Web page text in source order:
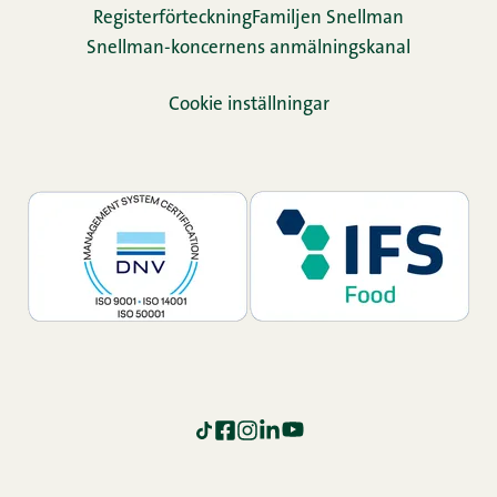
Re­gis­ter­för­teck­ningFamiljen Snellman
Snellman-koncernens anmälningskanal
Cookie inställningar
TikTok
Facebook
Instagram
LinkedIn
YouTube